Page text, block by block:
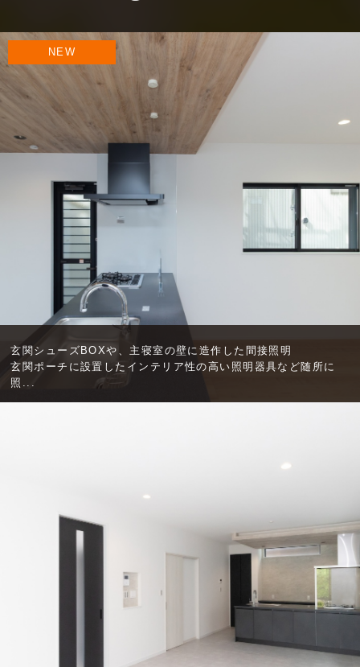
NEW
玄関シューズBOXや、主寝室の壁に造作した間接照明
玄関ポーチに設置したインテリア性の高い照明器具など随所に
照...